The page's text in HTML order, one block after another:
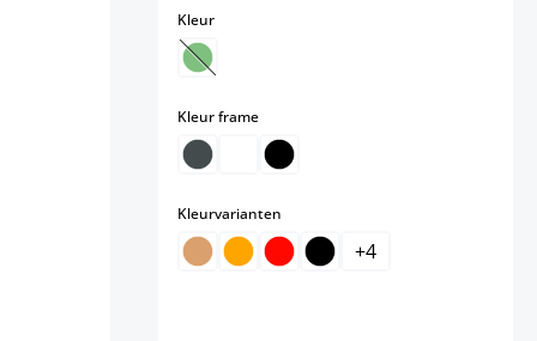
niet beschikbaar.)
niet beschikbaar.)
Kleurselect
(Deze optie is momenteel niet
Kleur frameselect
Kleurvarianten
+4